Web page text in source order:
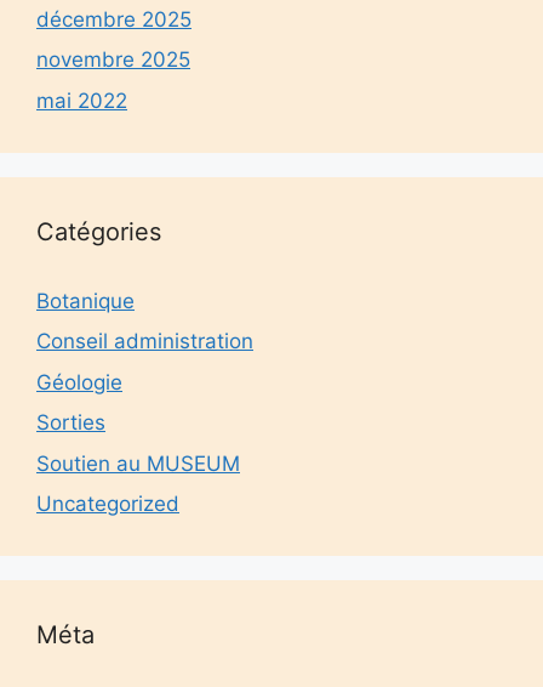
décembre 2025
novembre 2025
mai 2022
Catégories
Botanique
Conseil administration
Géologie
Sorties
Soutien au MUSEUM
Uncategorized
Méta